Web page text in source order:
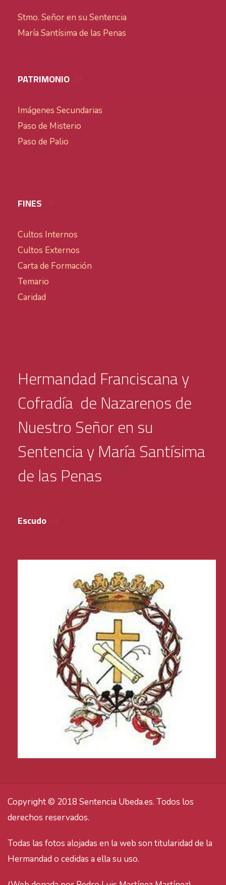
Stmo. Señor en su Sentencia
María Santísima de las Penas
PATRIMONIO
Imágenes Secundarias
Paso de Misterio
Paso de Palio
FINES
Cultos Internos
Cultos Externos
Carta de Formación
Temario
Caridad
Hermandad Franciscana y
Cofradía de Nazarenos de
Nuestro Señor en su
Sentencia y María Santísima
de las Penas
Escudo
Copyright © 2018 Sentencia Ubeda.es. Todos los
derechos reservados.
Todas las fotos alojadas en la web son titularidad de la
Hermandad o cedidas a ella su uso.